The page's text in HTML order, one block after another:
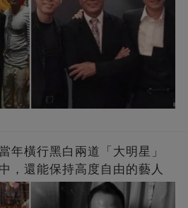
年橫行黑白兩道「大明星」
，還能保持高度自由的藝人